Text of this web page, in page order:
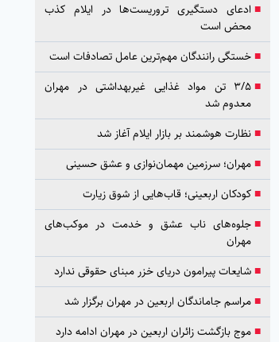
■ ادعای دستگیری تروریست‌ها در ایلام کذب
محض است
■خستگی رانندگان مهم‌ترین عامل تصادفات است
■
۳/۵ تن مواد غذایی غیربهداشتی در مهران
معدوم شد
■نظارت هوشمند بر بازار ایلام آغاز شد
■مهران؛ سرزمین مهمان‌نوازی و عشق حسینی
■کودکان اربعینی؛ قاب‌هایی از شوق زیارت
■جلوه‌های ناب عشق و خدمت در موکب‌های
مهران
■شایعات پیرامون دریای خزر مبنای حقوقی ندارد
■مراسم جاماندگان اربعین در مهران برگزار شد
■موج بازگشت زائران اربعین در مهران ادامه دارد